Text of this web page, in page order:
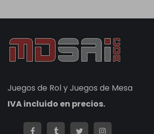
Juegos de Rol y Juegos de Mesa
IVA incluido en precios.